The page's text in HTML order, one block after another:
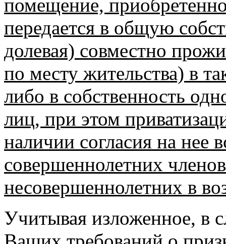
помещение,
передается в общую
долевая) совместно
по месту жительства) в
либо в собственность
лиц, при этом
наличии согласия на нее
совершеннолетних
несовершеннолетних в
Учитывая изложенное, в